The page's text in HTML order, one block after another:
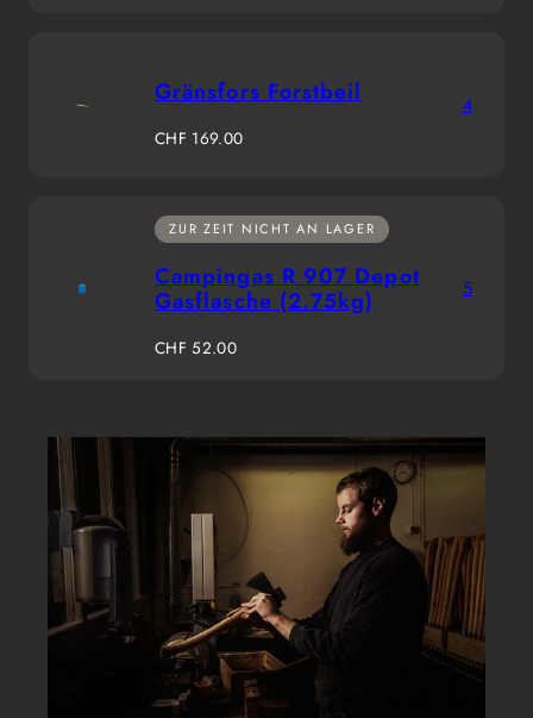
Gränsfors Forstbeil
Regulärer
CHF 169.00
4
ZUR ZEIT NICHT AN LAGER
Campingas R 907 Depot
Gasflasche (2.75kg)
Regulärer
CHF 52.00
5